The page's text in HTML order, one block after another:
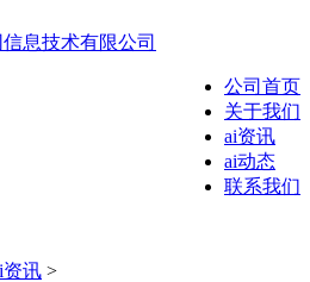
公司首页
关于我们
ai资讯
ai动态
联系我们
资讯 >